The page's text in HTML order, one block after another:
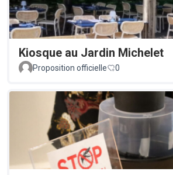
Kiosque au Jardin Michelet
Proposition officielle
0